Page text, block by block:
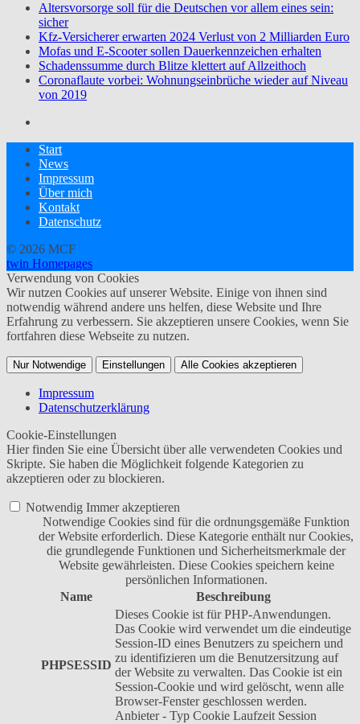
Altersvorsorge soll für die Deutschen vor allem eines sein:
sicher
Kfz-Versicherer erwarten 2024 Verlust von 2 Milliarden Euro
Mofas und E-Scooter sollen Dauerkennzeichen erhalten
Schadenssumme durch Blitze klettert auf Allzeithoch
Coronaflaute vorbei: Wohnungseinbrüche wieder auf Niveau
von 2019
Start
News
Impressum
Über mich
Kontakt
Datenschutz
© 2026 MCF
twin Homepages
Verwendung von Cookies
Wir nutzen Cookies auf unserer Website. Einige von ihnen sind
notwendig während andere uns helfen, diese Website und Ihre
Erfahrung zu verbessern. Sie akzeptieren unsere Cookies, wenn Sie
fortfahren diese Webseite zu nutzen.
Nur Notwendige Einstellungen Alle Cookies akzeptieren
Impressum
Datenschutzerklärung
Cookie-Einstellungen
Hier finden Sie eine Übersicht über alle verwendeten Cookies und
Skripte. Sie haben die Möglichkeit folgende Kategorien zu
akzeptieren oder zu blockieren.
Notwendig Immer akzeptieren
Notwendige Cookies sind für die ordnungsgemäße Funktion
der Website erforderlich. Diese Kategorie enthält nur Cookies,
die grundlegende Funktionen und Sicherheitsmerkmale der
Website gewährleisten. Diese Cookies speichern keine
persönlichen Informationen.
Name
Beschreibung
PHPSESSID
Dieses Cookie ist für PHP-Anwendungen.
Das Cookie wird verwendet um die eindeutige
Session-ID eines Benutzers zu speichern und
zu identifizieren um die Benutzersitzung auf
der Website zu verwalten. Das Cookie ist ein
Session-Cookie und wird gelöscht, wenn alle
Browser-Fenster geschlossen werden.
Anbieter - Typ Cookie Laufzeit Session